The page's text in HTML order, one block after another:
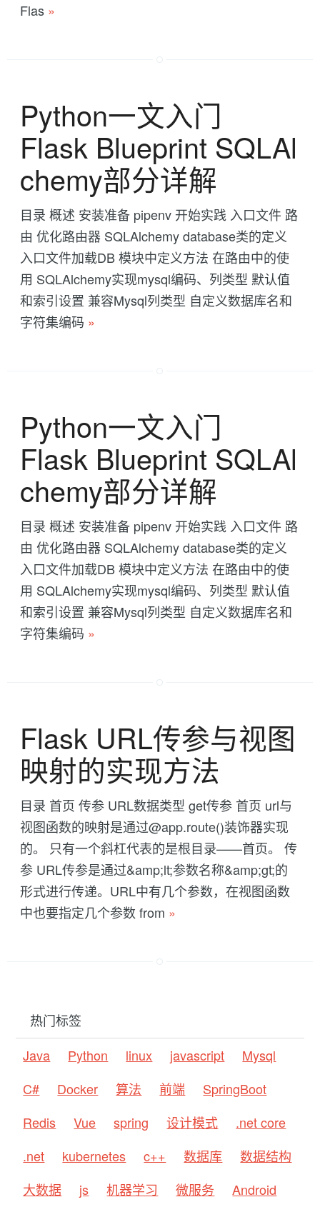
Flas »
Python一文入门
Flask Blueprint SQLAl
chemy部分详解
目录 概述 安装准备 pipenv 开始实践 入口文件 路
由 优化路由器 SQLAlchemy database类的定义
入口文件加载DB 模块中定义方法 在路由中的使
用 SQLAlchemy实现mysql编码、列类型 默认值
和索引设置 兼容Mysql列类型 自定义数据库名和
字符集编码 »
Python一文入门
Flask Blueprint SQLAl
chemy部分详解
目录 概述 安装准备 pipenv 开始实践 入口文件 路
由 优化路由器 SQLAlchemy database类的定义
入口文件加载DB 模块中定义方法 在路由中的使
用 SQLAlchemy实现mysql编码、列类型 默认值
和索引设置 兼容Mysql列类型 自定义数据库名和
字符集编码 »
Flask URL传参与视图
映射的实现方法
目录 首页 传参 URL数据类型 get传参 首页 url与
视图函数的映射是通过@app.route()装饰器实现
的。 只有一个斜杠代表的是根目录——首页。 传
参 URL传参是通过&amp;lt;参数名称&amp;gt;的
形式进行传递。URL中有几个参数，在视图函数
中也要指定几个参数 from »
热门标签
Java
Python linux javascript
Mysql
C#
Docker 算法 前端
SpringBoot
Redis
Vue spring 设计模式
.net core
.net
kubernetes c++ 数据库
数据结构
大数据
js 机器学习 微服务 Android